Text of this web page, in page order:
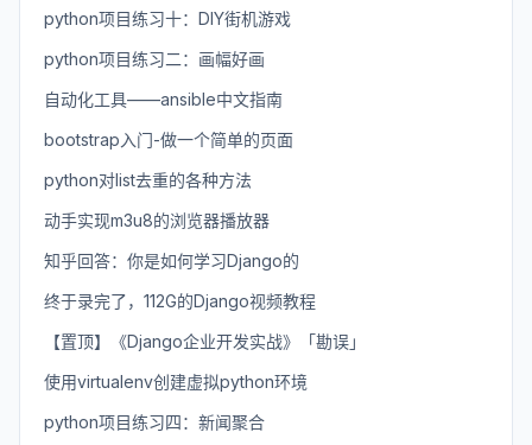
python项目练习十：DIY街机游戏
python项目练习二：画幅好画
自动化工具——ansible中文指南
bootstrap入门-做一个简单的页面
python对list去重的各种方法
动手实现m3u8的浏览器播放器
知乎回答：你是如何学习Django的
终于录完了，112G的Django视频教程
【置顶】《Django企业开发实战》「勘误」
使用virtualenv创建虚拟python环境
python项目练习四：新闻聚合